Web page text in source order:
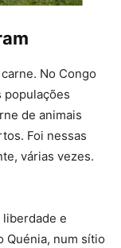
No Congo
populações
de animais
Foi nessas
várias vezes.
liberdade e
Quénia, num sítio